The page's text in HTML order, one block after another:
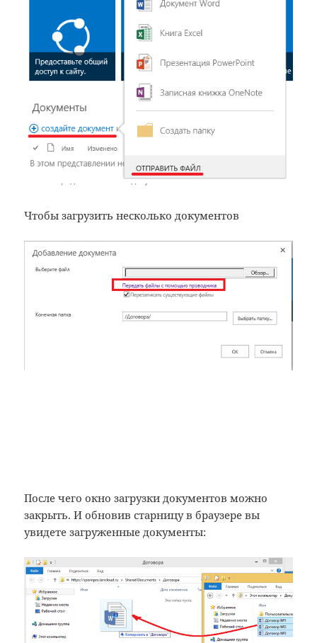
Чтобы загрузить несколько документов
После чего окно загрузки документов можно
закрыть. И обновив старницу в браузере вы
увидете загруженные документы: